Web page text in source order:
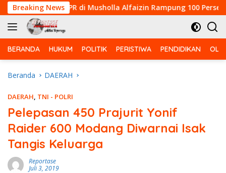
Langsung
ke
konten
Breaking News
0313/KPR di Musholla Alfaizin Rampung 100 Persen
BERANDA HUKUM POLITIK PERISTIWA PENDIDIKAN
Beranda DAERAH
DAERAH, TNI - POLRI
Pelepasan 450 Prajurit Yonif
Raider 600 Modang Diwarnai Isak
Tangis Keluarga
Reportase
Juli 3, 2019